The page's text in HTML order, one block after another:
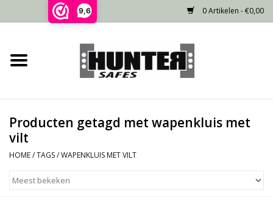
9,6 0 Artikelen - €0,00
Home
Gecertificeerd
Niet gecertificeerd
Producten getagd met wapenkluis met
vilt
HOME/TAGS/WAPENKLUIS MET VILT